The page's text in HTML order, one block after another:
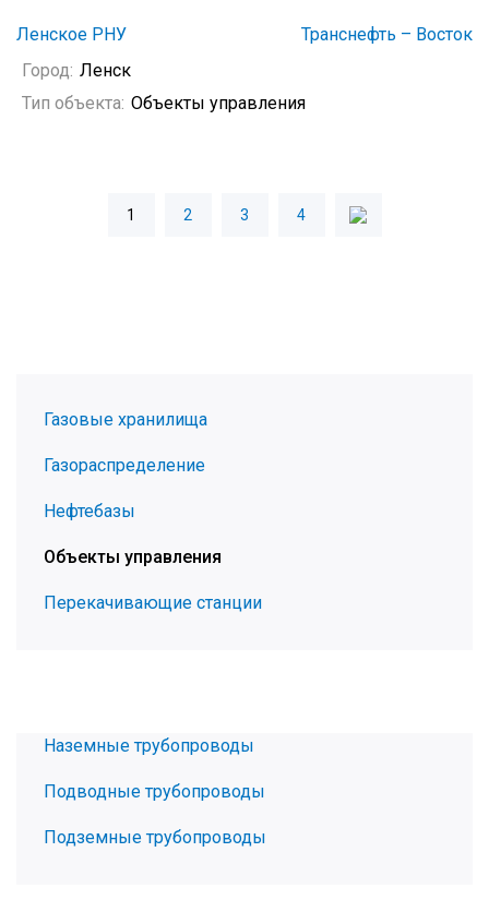
Ленское РНУ
Транснефть – Восток
Город: Ленск
Тип объекта: Объекты управления
1 2 3 4
Газовые хранилища
Газораспределение
Нефтебазы
Объекты управления
Перекачивающие станции
Наземные трубопроводы
Подводные трубопроводы
Подземные трубопроводы